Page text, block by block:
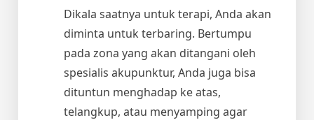
Dikala saatnya untuk terapi, Anda akan
diminta untuk terbaring. Bertumpu
pada zona yang akan ditangani oleh
spesialis akupunktur, Anda juga bisa
dituntun menghadap ke atas,
telangkup, atau menyamping agar